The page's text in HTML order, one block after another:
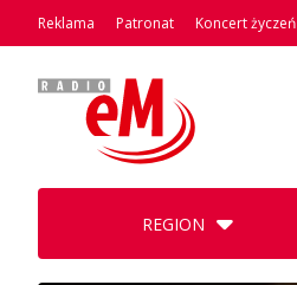
Reklama Patronat Koncert życzeń
REGION